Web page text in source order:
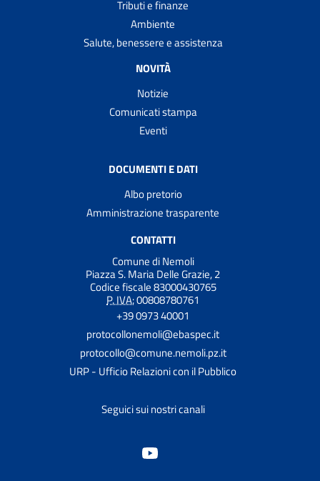
Tributi e finanze
Ambiente
Salute, benessere e assistenza
NOVITÀ
Notizie
Comunicati stampa
Eventi
DOCUMENTI E DATI
Albo pretorio
Amministrazione trasparente
CONTATTI
Comune di Nemoli
Piazza S. Maria Delle Grazie, 2
Codice fiscale 83000430765
P. IVA:00808780761
+39 0973 40001
protocollonemoli@ebaspec.it
protocollo@comune.nemoli.pz.it
URP - Ufficio Relazioni con il Pubblico
Seguici sui nostri canali